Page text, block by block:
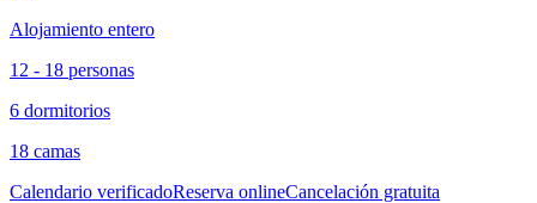
Alojamiento entero
12 - 18 personas
6 dormitorios
18 camas
Calendario verificadoReserva onlineCancelación gratuita